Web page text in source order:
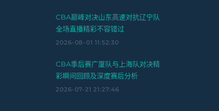
CBA巅峰对决山东高速对抗辽宁队
全场直播精彩不容错过
2026-08-01 11:52:30
CBA季后赛广厦队与上海队对决精
彩瞬间回顾及深度赛后分析
2026-07-21 21:27:46